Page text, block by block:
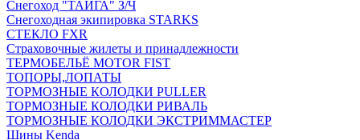
Снегоход "ТАЙГА" З/Ч
Снегоходная экипировка STARKS
СТЕКЛО FXR
Страховочные жилеты и принадлежности
ТЕРМОБЕЛЬЁ MOTOR FIST
ТОПОРЫ,ЛОПАТЫ
ТОРМОЗНЫЕ КОЛОДКИ PULLER
ТОРМОЗНЫЕ КОЛОДКИ РИВАЛЬ
ТОРМОЗНЫЕ КОЛОДКИ ЭКСТРИММАСТЕР
Шины Kenda